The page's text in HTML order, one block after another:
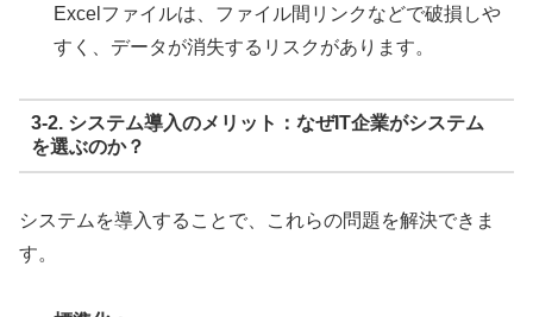
Excelファイルは、ファイル間リンクなどで破損しや
すく、データが消失するリスクがあります。
3-2. システム導入のメリット：なぜIT企業がシステム
を選ぶのか？
システムを導入することで、これらの問題を解決できま
す。